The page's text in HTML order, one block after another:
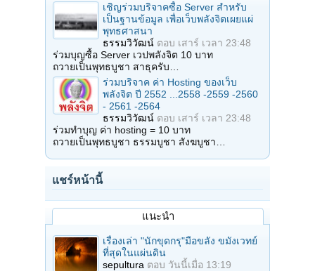
เชิญร่วมบริจาคซื้อ Server สำหรับ
เป็นฐานข้อมูล เพื่อเว็บพลังจิตเผยแผ่
พุทธศาสนา
ธรรมวิวัฒน์ ตอบ เสาร์ เวลา 23:48
ร่วมบุญซื้อ Server เวปพลังจิต 10 บาท
ถวายเป็นพุทธบูชา สาธุครับ…
ร่วมบริจาค ค่า Hosting ของเว็บ
พลังจิต ปี 2552 ...2558 -2559 -2560
- 2561 -2564
ธรรมวิวัฒน์ ตอบ เสาร์ เวลา 23:48
ร่วมทำบุญ ค่า hosting = 10 บาท
ถวายเป็นพุทธบูชา ธรรมบูชา สังฆบูชา…
แชร์หน้านี้
แนะนำ
เรื่องเล่า "นักขุดกรุ"มือขลัง ขมังเวทย์
ที่สุดในแผ่นดิน
sepultura ตอบ วันนี้เมื่อ 13:19